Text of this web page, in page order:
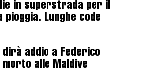
in superstrada per il
Lunghe code
dirà addio a Federico
alle Maldive